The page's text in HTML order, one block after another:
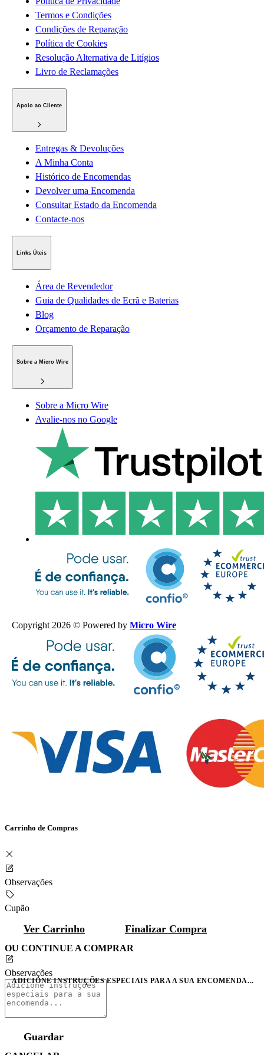
Termos e Condições
Condições de Reparação
Política de Cookies
Resolução Alternativa de Litígios
Livro de Reclamações
Apoio ao Cliente
Entregas & Devoluções
A Minha Conta
Histórico de Encomendas
Devolver uma Encomenda
Consultar Estado da Encomenda
Contacte-nos
Links Úteis
Área de Revendedor
Guia de Qualidades de Ecrã e Baterias
Blog
Orçamento de Reparação
Sobre a Micro Wire
Sobre a Micro Wire
Avalie-nos no Google
Copyright 2026 © Powered by Micro Wire
Carrinho de Compras
Observações
Cupão
Ver Carrinho Finalizar Compra
OU CONTINUE A COMPRAR
Observações
ADICIONE INSTRUÇÕES ESPECIAIS PARA A SUA ENCOMENDA...
Guardar